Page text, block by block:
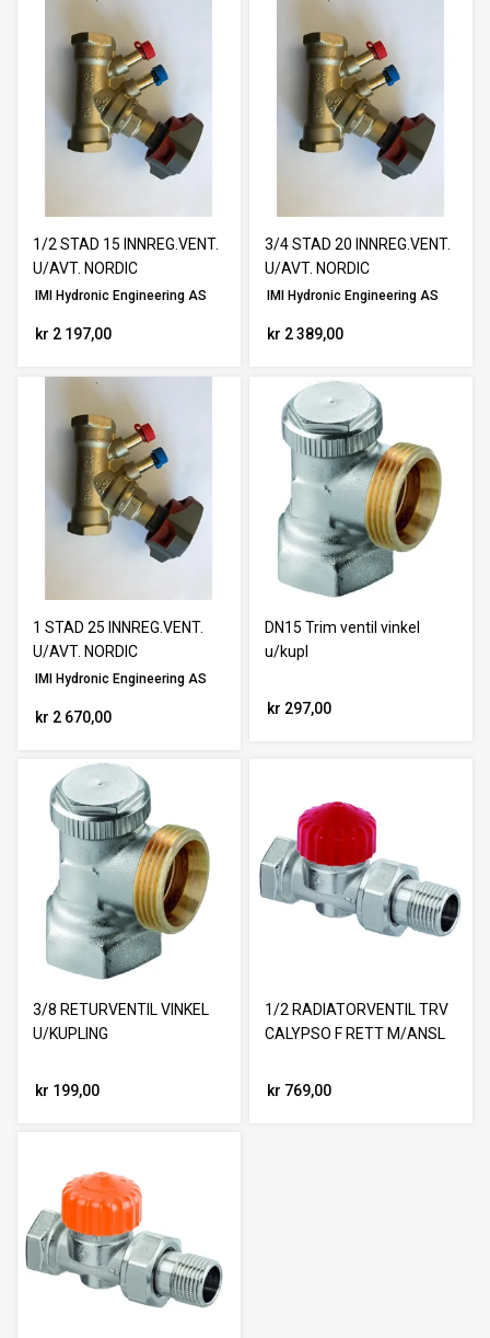
1/2 STAD 15 INNREG.VENT.
U/AVT. NORDIC
IMI Hydronic Engineering AS
kr 2 197,00
3/4 STAD 20 INNREG.VENT.
U/AVT. NORDIC
IMI Hydronic Engineering AS
kr 2 389,00
1 STAD 25 INNREG.VENT.
U/AVT. NORDIC
IMI Hydronic Engineering AS
kr 2 670,00
DN15 Trim ventil vinkel
u/kupl
kr 297,00
3/8 RETURVENTIL VINKEL
U/KUPLING
kr 199,00
1/2 RADIATORVENTIL TRV
CALYPSO F RETT M/ANSL
kr 769,00